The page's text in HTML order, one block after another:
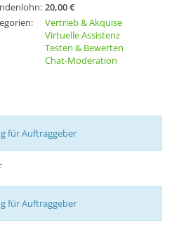
20,00 €
Vertrieb & Akquise
Virtuelle Assistenz
Testen & Bewerten
Chat-Moderation
für Auftraggeber
für Auftraggeber